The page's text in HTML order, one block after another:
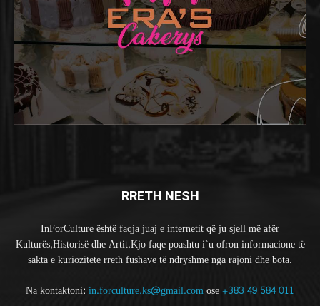
RRETH NESH
InForCulture është faqja juaj e internetit që ju sjell më afër
Kulturës,Historisë dhe Artit.Kjo faqe poashtu i`u ofron informacione të
sakta e kuriozitete rreth fushave të ndryshme nga rajoni dhe bota.
Na kontaktoni: in.forculture.ks@gmail.comose+383 49 584 011